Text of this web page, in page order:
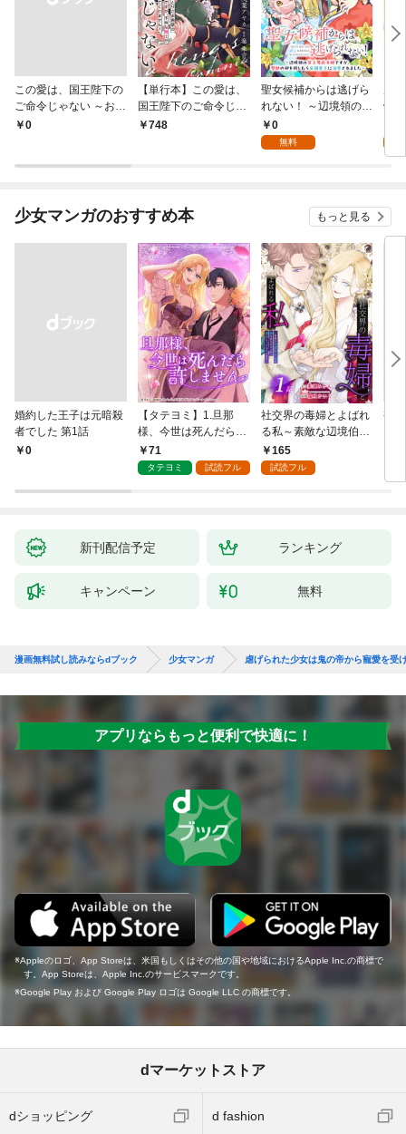
この愛は、国王陛下の
ご命令じゃない ～おひ
とりさま希望の令嬢で
話
￥0
【単行本】この愛は、
国王陛下のご命令じゃ
ない ～おひとりさま希
748
聖女候補からは逃げら
れない！ ～辺境領の貧
乏男爵令嬢ですが、聖
獣の卵を孵したら帝国
0
無料
帝
少女マンガのおすすめ本 もっと見る
婚約した王子は元暗殺
者でした 第1話
￥0
【タテヨミ】1.旦那
様、今世は死んだら許
しません
71
タテヨミ 試読フル
社交界の毒婦とよばれ
る私～素敵な辺境伯令
息に腕を折られたの
で、責任とってもらい
165
試読フル
視
新刊配信予定 ランキング
キャンペーン 無料
漫画無料試し読みならdブック 少女マンガ 虐げられた少女は鬼の帝から寵愛を受
アプリならもっと便利で快適に！
Appleのロゴ、App Storeは、米国もしくはその他の国や地域におけるApple Inc.の商標で
す。App Storeは、Apple Inc.のサービスマークです。
Google Play および Google Play ロゴは Google LLC の商標です。
dマーケットストア
dショッピング d fashion